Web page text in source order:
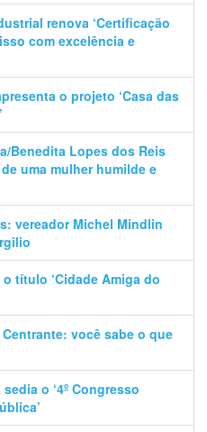
renova ‘Certificação
com excelência e
o projeto ‘Casa das
Benedita Lopes dos Reis
uma mulher humilde e
vereador Michel Mindlin
título ‘Cidade Amiga do
você sabe o que
o ‘4º Congresso